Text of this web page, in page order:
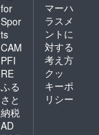
for
Spor
ts
CAM
PFI
RE
ふる
さと
納税
AD
マーハ
ラスメ
ントに
対する
考え方
クッ
キーポ
リシー